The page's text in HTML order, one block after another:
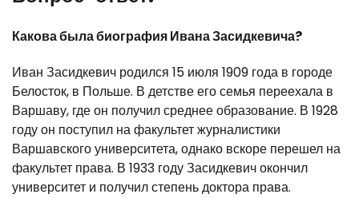
Какова была биография Ивана Засидкевича?
Иван Засидкевич родился 15 июля 1909 года в городе
Белосток, в Польше. В детстве его семья переехала в
Варшаву, где он получил среднее образование. В 1928
году он поступил на факультет журналистики
Варшавского университета, однако вскоре перешел на
факультет права. В 1933 году Засидкевич окончил
университет и получил степень доктора права.